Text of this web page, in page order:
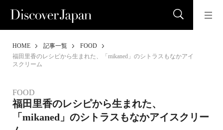
HOME 記事一覧
FOOD
福田里香のレシピから生まれた、「mikaned」のシトラスもなかアイ
スクリーム
FOOD
福田里香のレシピから生まれた、
「mikaned」のシトラスもなかアイスクリー